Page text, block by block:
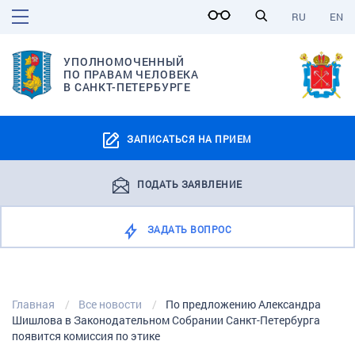
EN
RU
УПОЛНОМОЧЕННЫЙ
ПО ПРАВАМ ЧЕЛОВЕКА
В САНКТ-ПЕТЕРБУРГЕ
ЗАПИСАТЬСЯ НА ПРИЕМ
ПОДАТЬ ЗАЯВЛЕНИЕ
ЗАДАТЬ ВОПРОС
Главная Все новости
По предложению Александра
Шишлова в Законодательном Собрании Санкт-Петербурга
появится комиссия по этике